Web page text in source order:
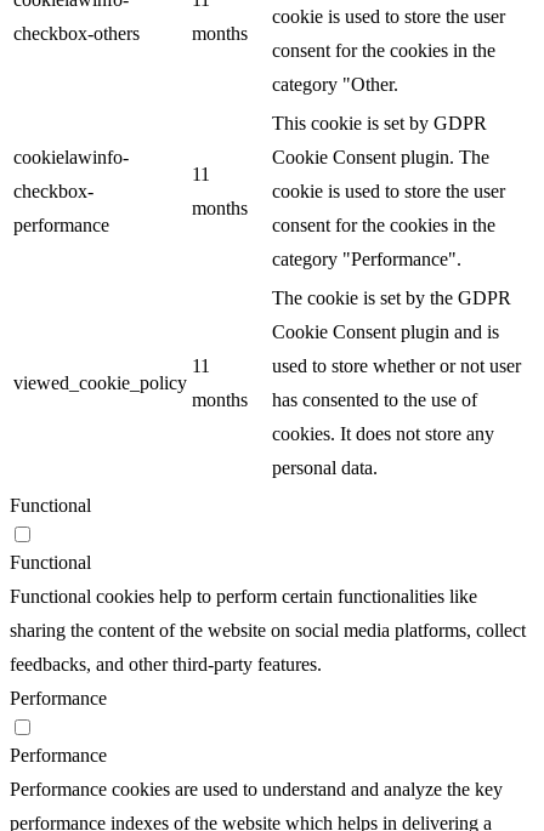
checkbox-others
months
cookie is used to store the user
consent for the cookies in the
category "Other.
cookielawinfo-
checkbox-
performance
11
months
This cookie is set by GDPR
Cookie Consent plugin. The
cookie is used to store the user
consent for the cookies in the
category "Performance".
viewed_cookie_policy
11
months
The cookie is set by the GDPR
Cookie Consent plugin and is
used to store whether or not user
has consented to the use of
cookies. It does not store any
personal data.
Functional
Functional
Functional cookies help to perform certain functionalities like
sharing the content of the website on social media platforms, collect
feedbacks, and other third-party features.
Performance
Performance
Performance cookies are used to understand and analyze the key
performance indexes of the website which helps in delivering a